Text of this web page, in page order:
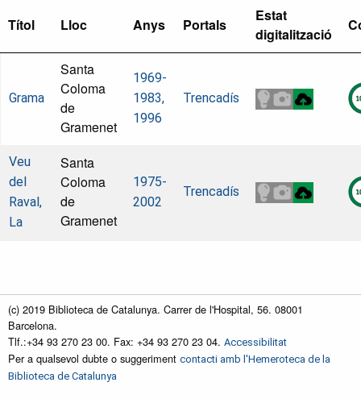
Títol
Lloc Anys Portals
Estat
digitalització
Grama
Santa
Coloma
de
Gramenet
1969-
1983,
1996
Trencadís
Veu
del
Raval,
La
Santa
Coloma
de
Gramenet
1975-
2002
Trencadís
(c) 2019 Biblioteca de Catalunya. Carrer de l'Hospital, 56. 08001
Barcelona.
Tlf.:+34 93 270 23 00. Fax: +34 93 270 23 04. Accessibilitat
Per a qualsevol dubte o suggeriment contacti amb l'Hemeroteca de la
Biblioteca de Catalunya